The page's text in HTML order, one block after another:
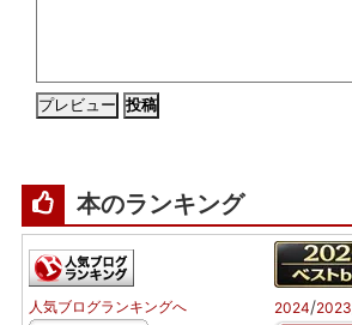
本のランキング
人気ブログランキングへ 2024/2023